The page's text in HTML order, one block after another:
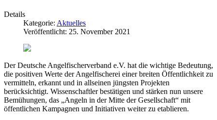
Details
Kategorie: Aktuelles
Veröffentlicht: 25. November 2021
Der Deutsche Angelfischerverband e.V. hat die wichtige Bedeutung,
die positiven Werte der Angelfischerei einer breiten Öffentlichkeit zu
vermitteln, erkannt und in allseinen jüngsten Projekten
berücksichtigt. Wissenschaftler bestätigen und stärken nun unsere
Bemühungen, das „Angeln in der Mitte der Gesellschaft“ mit
öffentlichen Kampagnen und Initiativen weiter zu etablieren.